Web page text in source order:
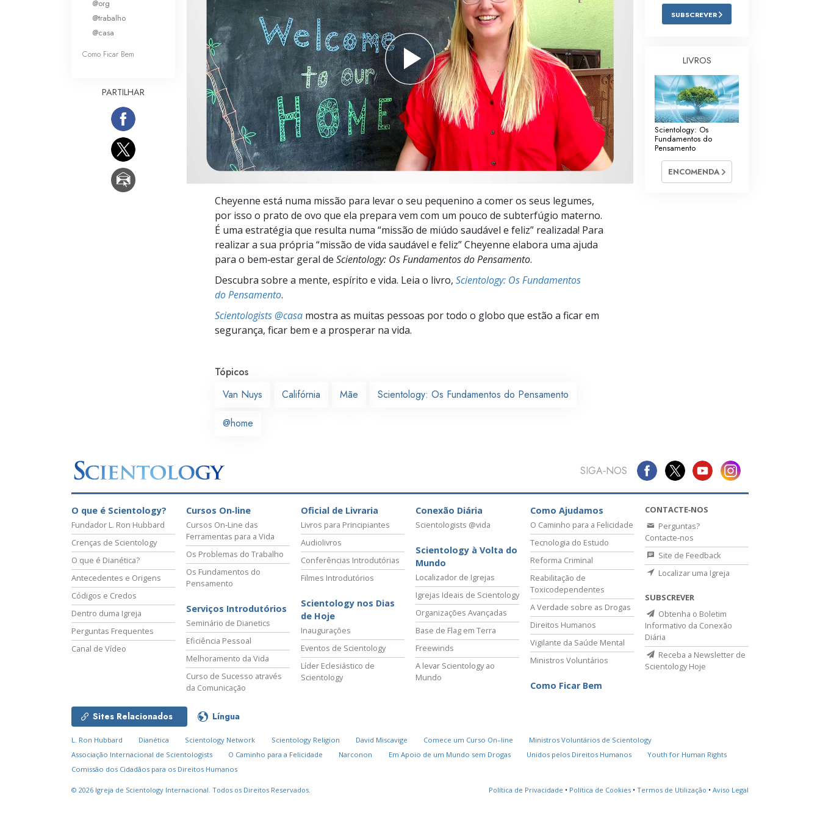
O que é a Grandeza?
Respostas às Drogas
Crianças
Ferramentas para o Local do Trabalho
Ética e as Condições
A Causa da Supressão
Investigações
Bases da Organização
Fundamentos das Relações Públicas
Cheyenne está numa missão para levar o seu pequenino a comer os seus legumes,
por isso o prato de ovo que ela prepara vem com um pouco de subterfúgio materno.
É uma estratégia que resulta numa “missão de miúdo saudável e feliz” realizada! Para
realizar a sua própria “missão de vida saudável e feliz” Cheyenne elabora uma ajuda
para o bem‑estar geral de Scientology: Os Fundamentos do Pensamento.
Descubra sobre a mente, espírito e vida. Leia o livro, Scientology: Os Fundamentos
do Pensamento.
Scientologists @casa mostra as muitas pessoas por todo o globo que estão a ficar em
segurança, ficar bem e a prosperar na vida.
Tópicos
Van Nuys
Califórnia Mãe Scientology: Os Fundamentos do Pensamento
@home
@org
@trabalho
@casa
Como Ficar Bem
PARTILHAR
SUBSCREVER
LIVROS
Scientology: Os
Fundamentos do
Pensamento
ENCOMENDA
SIGA‑NOS
O que é Scientology?
Fundador L. Ron Hubbard
Crenças de Scientology
O que é Dianética?
Antecedentes e Origens
Códigos e Credos
Dentro duma Igreja
Perguntas Frequentes
Canal de Vídeo
Cursos On‑line
Cursos On‑Line das
Ferramentas para a Vida
Os Problemas do Trabalho
Os Fundamentos do
Pensamento
Serviços Introdutórios
Seminário de Dianetics
Eficiência Pessoal
Melhoramento da Vida
Curso de Sucesso através
da Comunicação
Oficial de Livraria
Livros para Principiantes
Audiolivros
Conferências Introdutórias
Filmes Introdutórios
Scientology nos Dias
de Hoje
Inaugurações
Eventos de Scientology
Líder Eclesiástico de
Scientology
Conexão Diária
Scientologists @vida
Scientology à Volta do
Mundo
Localizador de Igrejas
Igrejas Ideais de Scientology
Organizações Avançadas
Base de Flag em Terra
Freewinds
A levar Scientology ao
Mundo
Como Ajudamos
O Caminho para a Felicidade
Tecnologia do Estudo
Reforma Criminal
Reabilitação de
Toxicodependentes
A Verdade sobre as Drogas
Direitos Humanos
Vigilante da Saúde Mental
Ministros Voluntários
Como Ficar Bem
CONTACTE‑NOS
Perguntas?
Contacte‑nos
Site de Feedback
Localizar uma Igreja
SUBSCREVER
Obtenha o Boletim
Informativo da Conexão
Diária
Receba a Newsletter de
Scientology Hoje
Sites Relacionados Língua
L. Ron Hubbard Dianética Scientology Network Scientology Religion David Miscavige Comece um Curso On–line
Ministros Voluntários de Scientology
Associação Internacional de Scientologists
O Caminho para a Felicidade Narconon Em Apoio de um Mundo sem Drogas Unidos pelos Direitos Humanos
Youth for Human Rights
Comissão dos Cidadãos para os Direitos Humanos
© 2026 Igreja de Scientology Internacional. Todos os Direitos Reservados. Política de Privacidade • Política de Cookies • Termos de Utilização • Aviso Legal